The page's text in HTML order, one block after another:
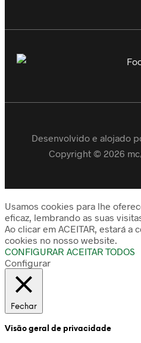
Desenvolvido e alojado
Copyright © 2026
Usamos cookies para lhe
eficaz, lembrando as suas
Ao clicar em ACEITAR, estará a
cookies no nosso website.
CONFIGURAR ACEITAR TODOS
Configurar
Fechar
Visão geral de privacidade